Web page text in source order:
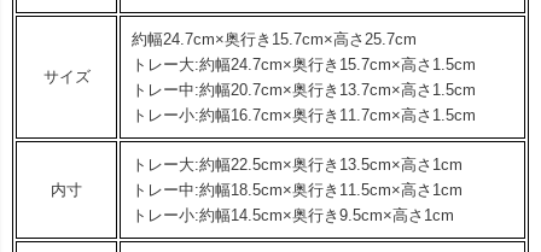
サイズ
約幅24.7cm×奥行き15.7cm×高さ25.7cm
トレー大:約幅24.7cm×奥行き15.7cm×高さ1.5cm
トレー中:約幅20.7cm×奥行き13.7cm×高さ1.5cm
トレー小:約幅16.7cm×奥行き11.7cm×高さ1.5cm
内寸
トレー大:約幅22.5cm×奥行き13.5cm×高さ1cm
トレー中:約幅18.5cm×奥行き11.5cm×高さ1cm
トレー小:約幅14.5cm×奥行き9.5cm×高さ1cm